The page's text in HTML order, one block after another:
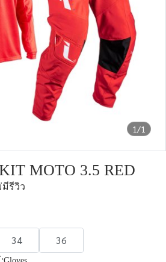
1/1
MOTO 3.5 RED
มีรีวิว
34 36